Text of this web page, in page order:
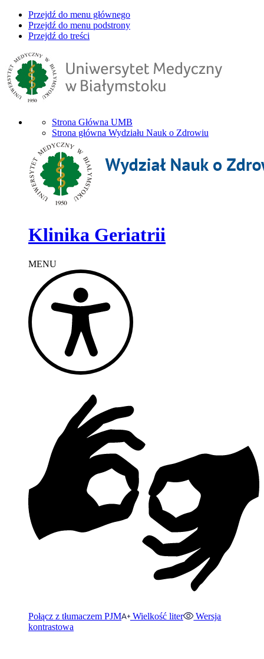
Przejdź do menu głównego
Przejdź do menu podstrony
Przejdź do treści
Strona Główna UMB
Strona główna Wydziału Nauk o Zdrowiu
Klinika Geriatrii
MENU
Połącz z tłumaczem PJM Wielkość liter
Wersja
kontrastowa